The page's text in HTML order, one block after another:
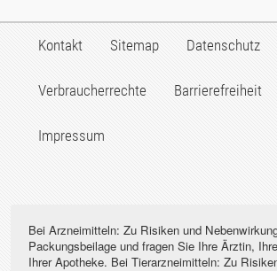
Kontakt Sitemap Datenschutz
Verbraucherrechte Barrierefreiheit
Impressum
Bei Arzneimitteln: Zu Risiken und
Packungsbeilage und fragen Sie Ihre Ärztin,
Ihrer Apotheke. Bei Tierarzneimitteln: Zu